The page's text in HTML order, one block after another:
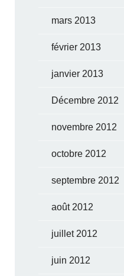
mars 2013
février 2013
janvier 2013
Décembre 2012
novembre 2012
octobre 2012
septembre 2012
août 2012
juillet 2012
juin 2012